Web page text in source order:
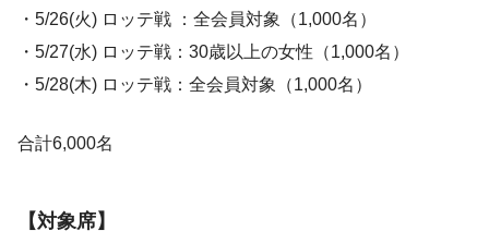
・5/26(火) ロッテ戦 ：全会員対象（1,000名）
・5/27(水) ロッテ戦：30歳以上の女性（1,000名）
・5/28(木) ロッテ戦：全会員対象（1,000名）
合計6,000名
【対象席】